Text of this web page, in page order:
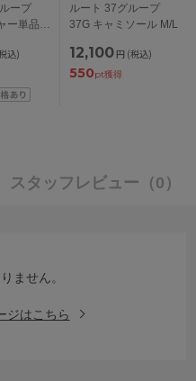
ープ
ー単品
込)
ルート 37グループ
37G キャミソール M/L
12,100 円 (税込)
550pt獲得
スタッフレビュー （0）
ません。
ジはこちら